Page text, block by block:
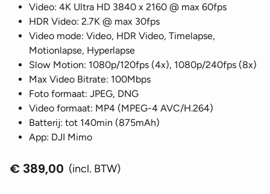
Video: 4K Ultra HD 3840 x 2160 @ max 60fps
HDR Video: 2.7K @ max 30fps
Video mode: Video, HDR Video, Timelapse,
Motionlapse, Hyperlapse
Slow Motion: 1080p/120fps (4x), 1080p/240fps (8x)
Max Video Bitrate: 100Mbps
Foto formaat: JPEG, DNG
Video formaat: MP4 (MPEG-4 AVC/H.264)
Batterij: tot 140min (875mAh)
App: DJI Mimo
€ 389,00 (incl. BTW)